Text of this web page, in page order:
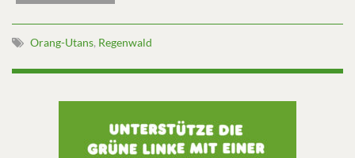
Orang-Utans, Regenwald